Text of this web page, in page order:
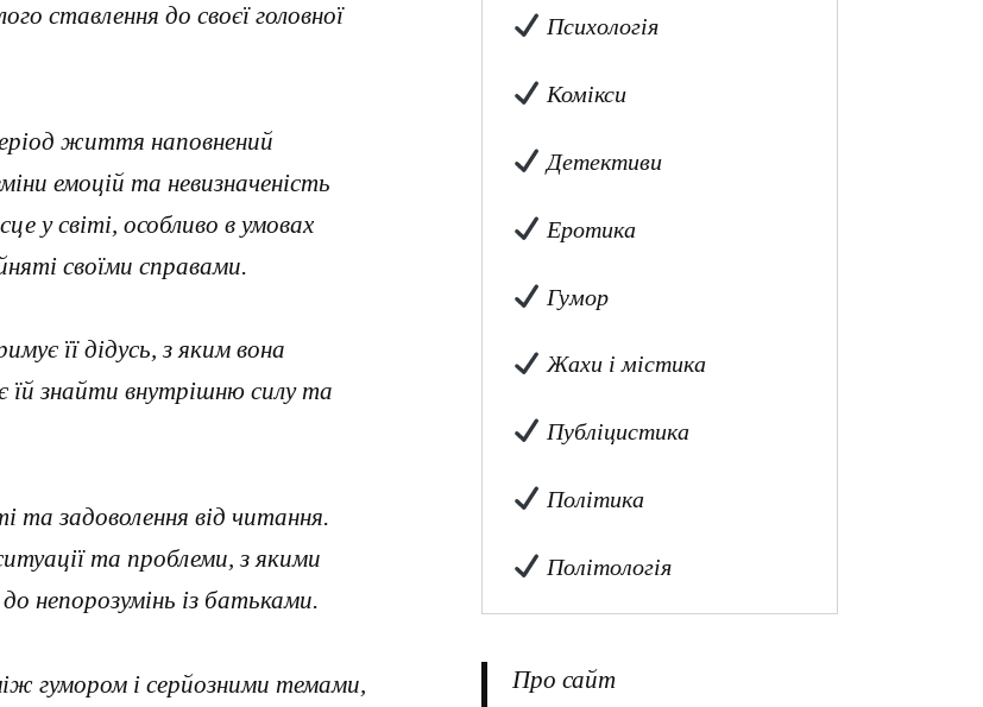
ставлення до своєї головної
життя наповнений
емоцій та невизначеність
у світі, особливо в умовах
своїми справами.
її дідусь, з яким вона
їй знайти внутрішню силу та
та задоволення від читання.
та проблеми, з якими
непорозумінь із батьками.
гумором і серйозними темами,
Психологія
Комікси
Детективи
Еротика
Гумор
Жахи і містика
Публіцистика
Політика
Політологія
Про сайт